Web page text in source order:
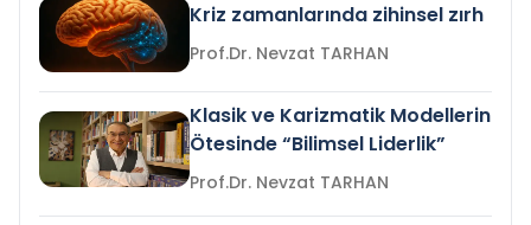
Kriz zamanlarında zihinsel zırh
Prof.Dr. Nevzat TARHAN
Klasik ve Karizmatik Modellerin
Ötesinde “Bilimsel Liderlik”
Prof.Dr. Nevzat TARHAN